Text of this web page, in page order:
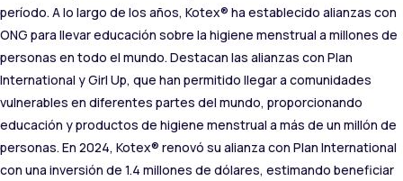
período. A lo largo de los años, Kotex® ha establecido alianzas con
ONG para llevar educación sobre la higiene menstrual a millones de
personas en todo el mundo. Destacan las alianzas con Plan
International y Girl Up, que han permitido llegar a comunidades
vulnerables en diferentes partes del mundo, proporcionando
educación y productos de higiene menstrual a más de un millón de
personas. En 2024, Kotex® renovó su alianza con Plan International
con una inversión de 1.4 millones de dólares, estimando beneficiar